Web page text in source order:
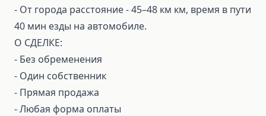
- От города расстояние - 45–48 км км, время в пути
40 мин езды на автомобиле.
О СДЕЛКЕ:
- Без обременения
- Один собственник
- Прямая продажа
- Любая форма оплаты